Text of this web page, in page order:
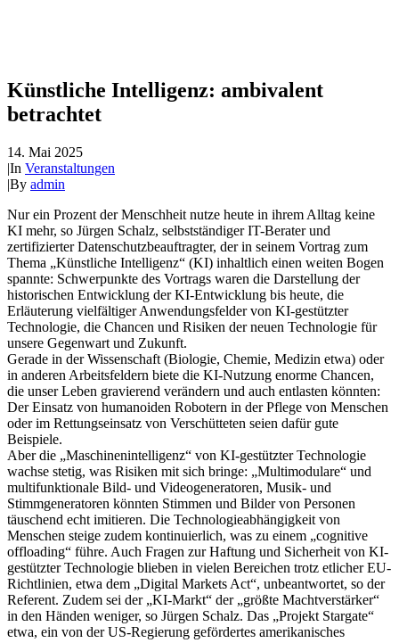
Künstliche Intelligenz: ambivalent
betrachtet
14. Mai 2025
|In Veranstaltungen
|By admin
Nur ein Prozent der Menschheit nutze heute in ihrem Alltag keine
KI mehr, so Jürgen Schalz, selbstständiger IT-Berater und
zertifizierter Datenschutzbeauftragter, der in seinem Vortrag zum
Thema „Künstliche Intelligenz“ (KI) inhaltlich einen weiten Bogen
spannte: Schwerpunkte des Vortrags waren die Darstellung der
historischen Entwicklung der KI-Entwicklung bis heute, die
Erläuterung vielfältiger Anwendungsfelder von KI-gestützter
Technologie, die Chancen und Risiken der neuen Technologie für
unsere Gegenwart und Zukunft.
Gerade in der Wissenschaft (Biologie, Chemie, Medizin etwa) oder
in anderen Arbeitsfeldern biete die KI-Nutzung enorme Chancen,
die unser Leben gravierend verändern und auch entlasten könnten:
Der Einsatz von humanoiden Robotern in der Pflege von Menschen
oder im Rettungseinsatz von Verschütteten seien dafür gute
Beispiele.
Aber die „Maschinenintelligenz“ von KI-gestützter Technologie
wachse stetig, was Risiken mit sich bringe: „Multimodulare“ und
multifunktionale Bild- und Videogeneratoren, Musik- und
Stimmgeneratoren könnten Stimmen und Bilder von Personen
täuschend echt imitieren. Die Technologieabhängigkeit von
Menschen steige zudem kontinuierlich, was zu einem „cognitive
offloading“ führe. Auch Fragen zur Haftung und Sicherheit von KI-
gestützter Technologie blieben in vielen Bereichen trotz etlicher EU-
Richtlinien, etwa dem „Digital Markets Act“, unbeantwortet, so der
Referent. Zudem sei der „KI-Markt“ der „größte Machtverstärker“
in den Händen weniger, so Jürgen Schalz. Das „Projekt Stargate“
etwa, ein von der US-Regierung gefördertes amerikanisches